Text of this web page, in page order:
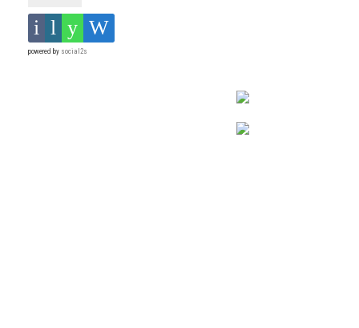
powered by social2s